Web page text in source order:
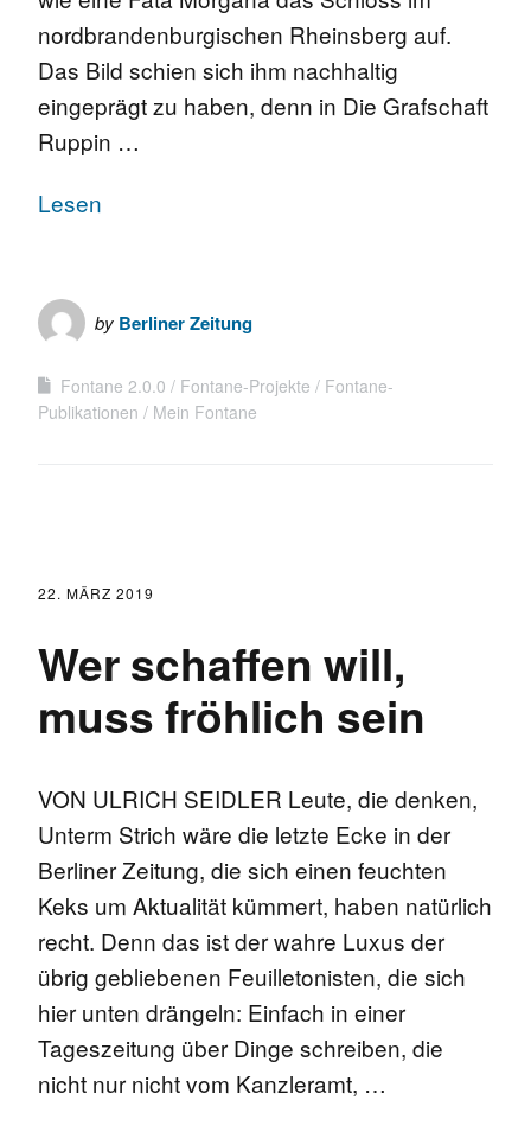
nordbrandenburgischen Rheinsberg auf.
Das Bild schien sich ihm nachhaltig
eingeprägt zu haben, denn in Die Grafschaft
Ruppin …
Lesen
by Berliner Zeitung
Fontane 2.0.0 Fontane-Projekte
Fontane-
Publikationen
Mein Fontane
22. MÄRZ 2019
Wer schaffen will,
muss fröhlich sein
VON ULRICH SEIDLER Leute, die denken,
Unterm Strich wäre die letzte Ecke in der
Berliner Zeitung, die sich einen feuchten
Keks um Aktualität kümmert, haben natürlich
recht. Denn das ist der wahre Luxus der
übrig gebliebenen Feuilletonisten, die sich
hier unten drängeln: Einfach in einer
Tageszeitung über Dinge schreiben, die
nicht nur nicht vom Kanzleramt, …